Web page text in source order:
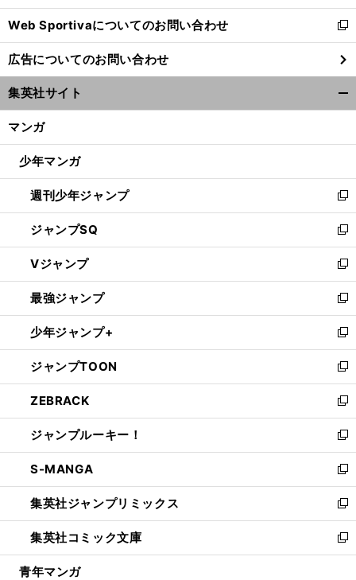
開
く
Web Sportivaについてのお問い合わせ
新
し
い
ウ
ィ
ン
ウ
開
く
広告についてのお問い合わせ
集英社サイト
マンガ
少年マンガ
週刊少年ジャンプ
新
し
い
ウ
ィ
ン
ド
ウ
で
開
く
ジャンプSQ
新
し
い
ウ
ィ
ン
ド
ウ
で
開
く
Vジャンプ
新
し
い
ウ
ィ
ン
ド
ウ
で
開
く
最強ジャンプ
新
し
い
ウ
ィ
ン
ド
ウ
で
開
く
少年ジャンプ+
新
し
い
ウ
ィ
ン
ド
ウ
で
開
く
ジャンプTOON
新
し
い
ウ
ィ
ン
ド
ウ
で
開
く
ZEBRACK
新
し
い
ウ
ィ
ン
ド
ウ
で
開
ジャンプルーキー！
新
し
い
ウ
ィ
ン
ド
ウ
S-MANGA
新
し
い
ウ
ィ
ン
集英社ジャンプリミックス
新
し
い
ウ
集英社コミック文庫
新
し
青年マンガ